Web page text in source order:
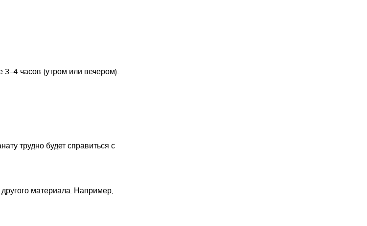
3-4 часов (утром или вечером).
трудно будет справиться с
материала. Например,